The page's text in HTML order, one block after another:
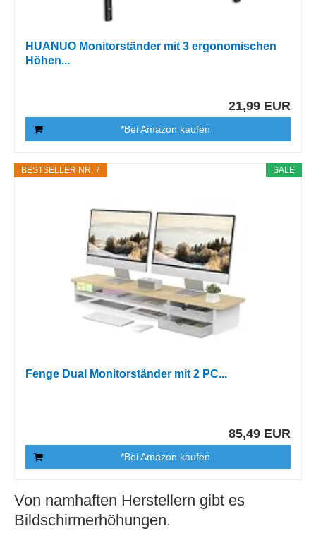
HUANUO Monitorständer mit 3 ergonomischen
Höhen...
21,99 EUR
*Bei Amazon kaufen
SALE
BESTSELLER NR. 7
Fenge Dual Monitorständer mit 2 PC...
85,49 EUR
*Bei Amazon kaufen
Von namhaften Herstellern gibt es
Bildschirmerhöhungen.